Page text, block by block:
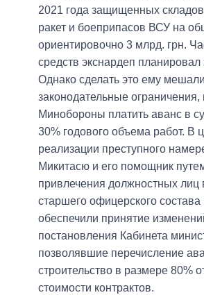
2021 года защищенных
ракет и боеприпасов ВСУ на
ориентировочно 3 млрд. грн.
средств экснардеп планировал
Однако сделать это ему мешали
законодательные
Минобороны платить аванс в
30% годового объема работ. В
реализации преступного
Микитасю и его помощник
привлечения должностных лиц
старшего офицерского
обеспечили принятие
постановления Кабинета
позволявшие перечисление
строительство в размере 80%
стоимости контрактов.